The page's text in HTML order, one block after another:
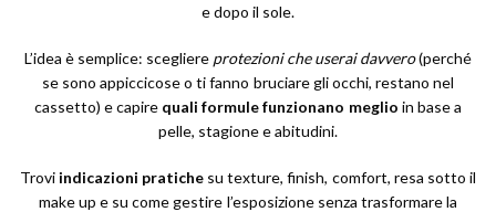
e dopo il sole.
L’idea è semplice: scegliere protezioni che userai davvero(perché
se sono appiccicose o ti fanno bruciare gli occhi, restano nel
cassetto) e capire quali formule funzionano meglio in base a
pelle, stagione e abitudini.
Trovi indicazioni pratiche su texture, finish, comfort, resa sotto il
make up e su come gestire l’esposizione senza trasformare la